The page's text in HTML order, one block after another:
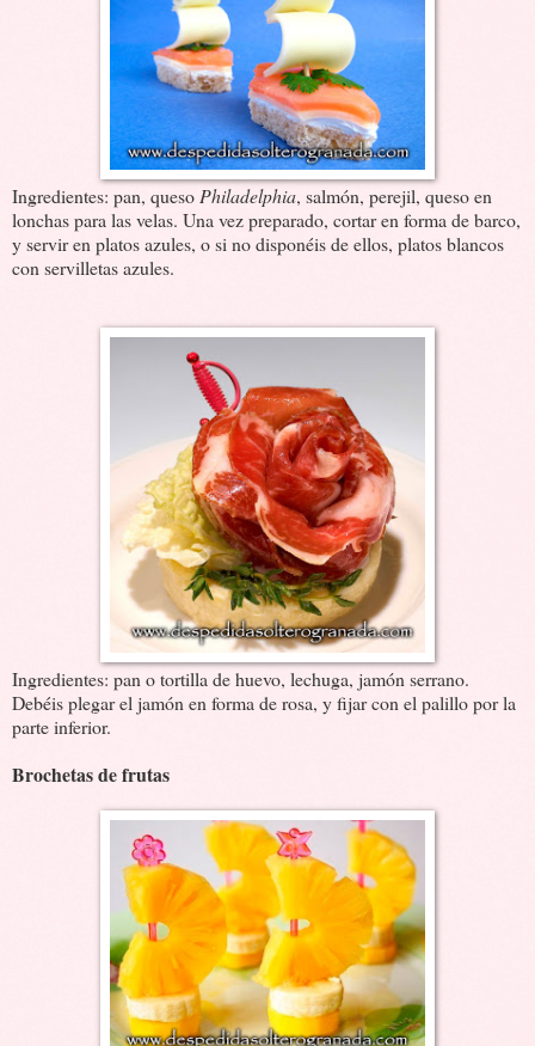
Ingredientes: pan, queso Philadelphia, salmón, perejil, queso en
lonchas para las velas. Una vez preparado, cortar en forma de barco,
y servir en platos azules, o si no disponéis de ellos, platos blancos
con servilletas azules.
Ingredientes: pan o tortilla de huevo, lechuga, jamón serrano.
Debéis plegar el jamón en forma de rosa, y fijar con el palillo por la
parte inferior.
Brochetas de frutas